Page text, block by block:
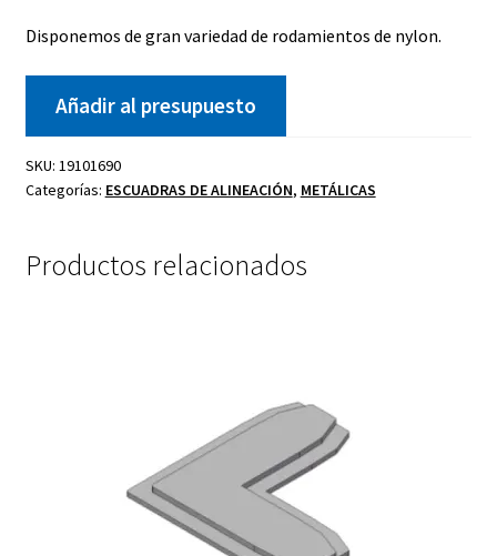
Disponemos de gran variedad de rodamientos de nylon.
Añadir al presupuesto
SKU: 19101690
Categorías: ESCUADRAS DE ALINEACIÓN, METÁLICAS
Productos relacionados